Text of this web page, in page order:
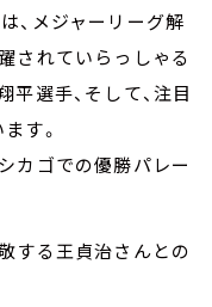
、メジャーリーグ解
されていらっしゃる
選手、そして、注目
す。
カゴでの優勝パレー
する王貞治さんとの